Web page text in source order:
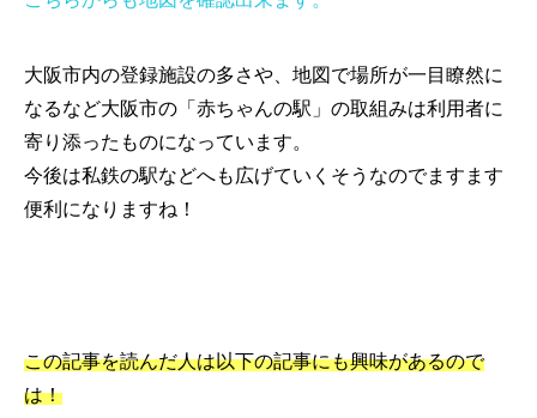
大阪市内の登録施設の多さや、地図で場所が一目瞭然に
なるなど大阪市の「赤ちゃんの駅」の取組みは利用者に
寄り添ったものになっています。
今後は私鉄の駅などへも広げていくそうなのでますます
便利になりますね！
この記事を読んだ人は以下の記事にも興味があるので
は！